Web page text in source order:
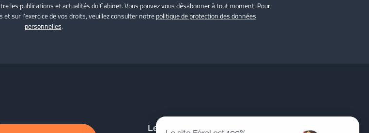
les publications et actualités du Cabinet. Vous pouvez vous désabonner à tout moment. Pour
sur l’exercice de vos droits, veuillez consulter notrepolitique de protection des données
personnelles.
Le Cabinet Publications &